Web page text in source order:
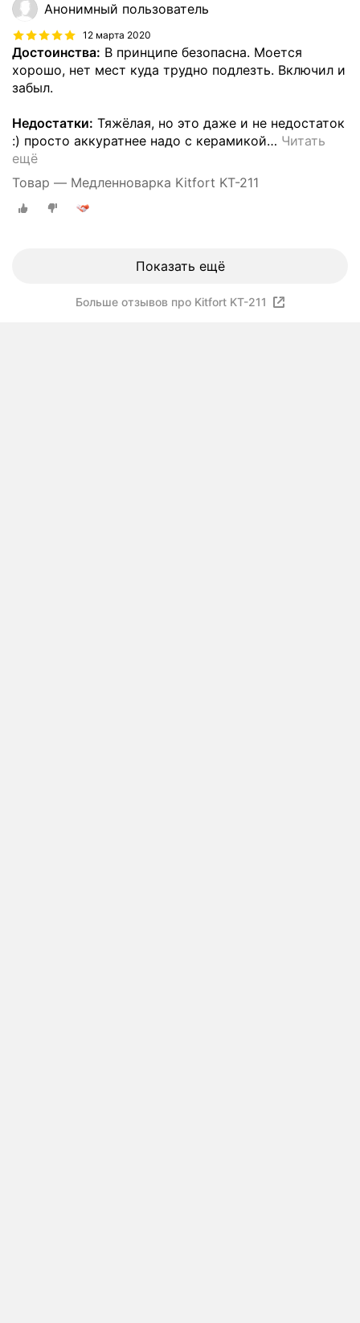
Анонимный пользователь
12 марта 2020
Достоинства: В принципе безопасна. Моется
хорошо, нет мест куда трудно подлезть. Включил и
забыл.
Недостатки: Тяжёлая, но это даже и не недостаток
:) просто аккуратнее надо с керамикой… Читать
ещё
Товар — Медленноварка Kitfort KT-211
Показать ещё
Больше отзывов про Kitfort KT-211